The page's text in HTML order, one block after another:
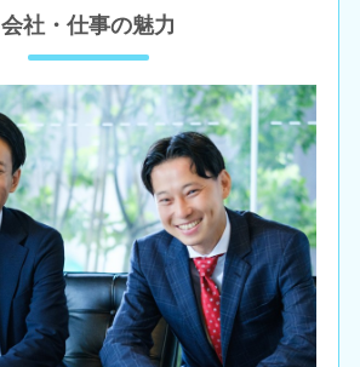
会社・仕事の魅力